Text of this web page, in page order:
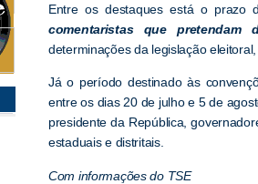
Entre os destaques está o prazo
comentaristas que pretendam
determinações da legislação
Já o período destinado às
entre os dias 20 de julho e 5 de
presidente da República,
estaduais e distritais.
Com informações do TSE